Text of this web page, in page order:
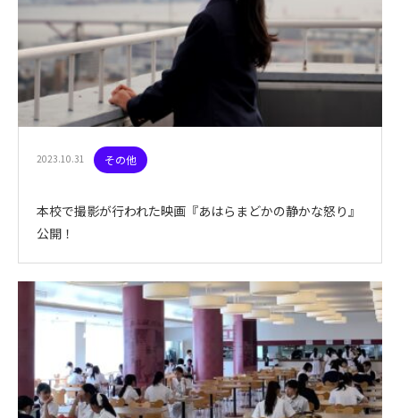
2023.10.31 その他
本校で撮影が行われた映画『あはらまどかの静かな怒り』
公開！